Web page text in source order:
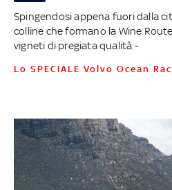
Spingendosi appena fuori dalla
colline che formano la Wine
vigneti di pregiata qualità -
Lo SPECIALE Volvo Ocean